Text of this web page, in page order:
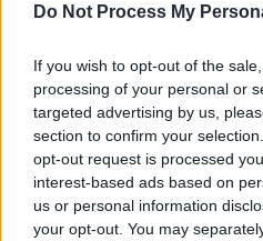
Do Not Process My
If you wish to opt-out of the
processing of your personal or
targeted advertising by us,
section to confirm your
opt-out request is processed
interest-based ads based on
us or personal information
your opt-out. You may
ξέρεις τι σκέφτονται.
στόχος». Οι
αθλητικών αστέρων
χρησιμοποιηθούν για να
φίλαθλοι, πείθοντάς
χρήματα σε απατεώνες
στοχοποιηθούν οι